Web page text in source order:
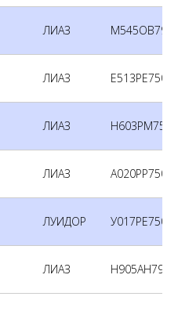
ЛИАЗ М545ОВ790
ЛИАЗ Е513РЕ750
ЛИАЗ Н603РМ750
ЛИАЗ А020РР750
ЛУИДОР У017РЕ750
ЛИАЗ Н905АН790